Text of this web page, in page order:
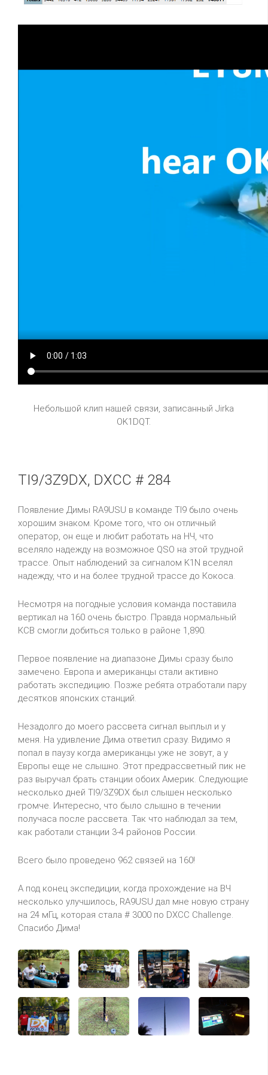
Небольшой клип нашей связи, записанный Jirka
OK1DQT.
TI9/3Z9DX, DXCC # 284
Появление Димы RA9USU в команде TI9 было очень
хорошим знаком. Кроме того, что он отличный
оператор, он еще и любит работать на НЧ, что
вселяло надежду на возможное QSO на этой трудной
трассе. Опыт наблюдений за сигналом K1 N вселял
надежду, что и на более трудной трассе до Кокоса.
Несмотря на погодные условия команда поставила
вертикал на 160 очень быстро. Правда нормальный
КСВ смогли добиться только в районе 1,890.
Первое появление на диапазоне Димы сразу было
замечено. Европа и американцы стали активно
работать экспедицию. Позже ребята отработали пару
десятков японских станций.
Незадолго до моего рассвета сигнал выплыл и у
меня. На удивление Дима ответил сразу. Видимо я
попал в паузу когда американцы уже не зовут, а у
Европы еще не слышно. Этот предрассветный пик не
раз выручал брать станции обоих Америк. Следующие
несколько дней TI9/3Z9DX был слышен несколько
громче. Интересно, что было слышно в течении
получаса после рассвета. Так что наблюдал за тем,
как работали станции 3-4 районов России.
Всего было проведено 962 связей на 160!
А под конец экспедиции, когда прохождение на ВЧ
несколько улучшилось, RA9USU дал мне новую страну
на 24 мГц, которая стала # 3000 по DXCC Challenge.
Спасибо Дима!